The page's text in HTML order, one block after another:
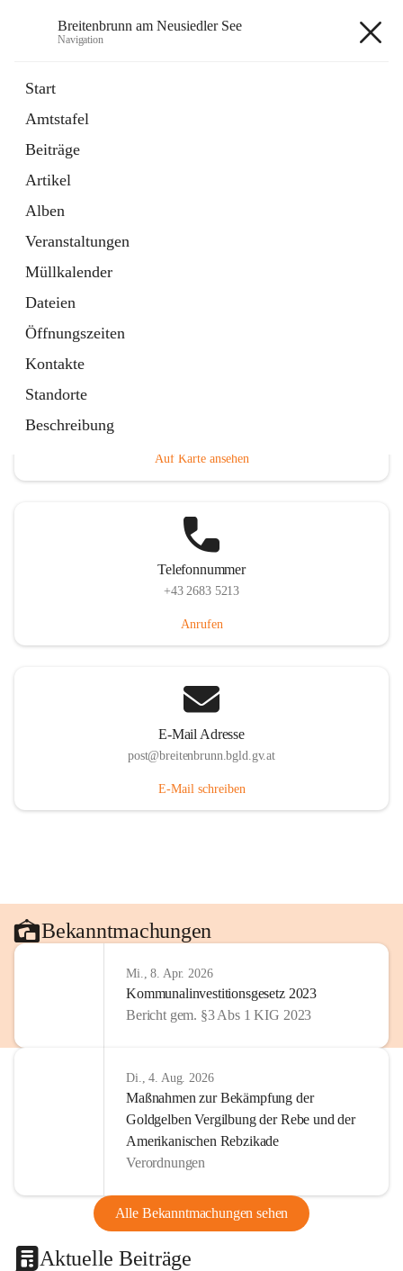
Breitenbrunn am Neusiedler See
Navigation
Start
Amtstafel
Beiträge
Artikel
Alben
Veranstaltungen
Müllkalender
Dateien
Öffnungszeiten
Kontakte
Standorte
Beschreibung
18 Schnellzugriffe
Gemeindeservice
Auf Karte ansehen
Telefonnummer
+43 2683 5213
Anrufen
E-Mail Adresse
post@breitenbrunn.bgld.gv.at
E-Mail schreiben
Bekanntmachungen
Mi., 8. Apr. 2026
Kommunalinvestitionsgesetz 2023
Bericht gem. §3 Abs 1 KIG 2023
Di., 4. Aug. 2026
Maßnahmen zur Bekämpfung der
Goldgelben Vergilbung der Rebe und der
Amerikanischen Rebzikade
Verordnungen
Alle Bekanntmachungen sehen
Aktuelle Beiträge